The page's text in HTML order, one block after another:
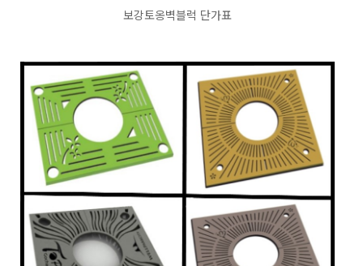
보강토옹벽블럭 단가표